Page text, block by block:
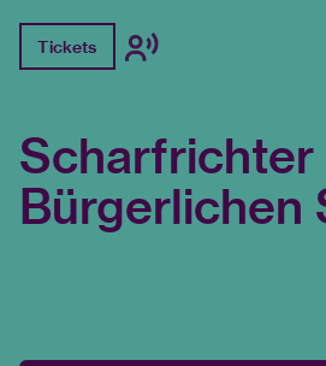
Tickets
Scharfrichter
Bürgerlichen